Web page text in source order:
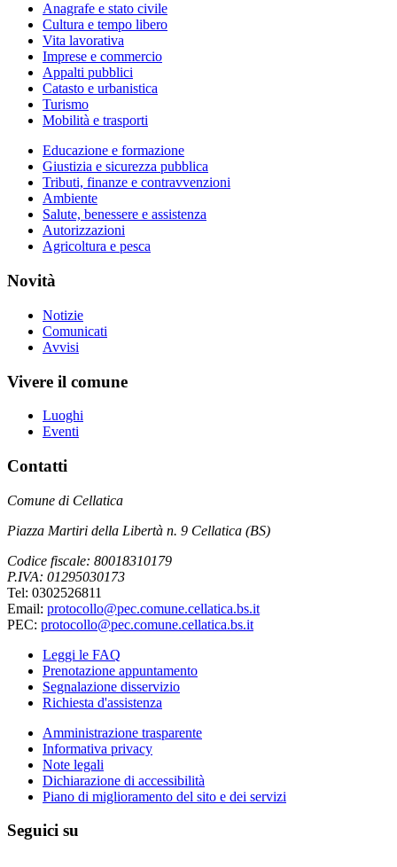
Anagrafe e stato civile
Cultura e tempo libero
Vita lavorativa
Imprese e commercio
Appalti pubblici
Catasto e urbanistica
Turismo
Mobilità e trasporti
Educazione e formazione
Giustizia e sicurezza pubblica
Tributi, finanze e contravvenzioni
Ambiente
Salute, benessere e assistenza
Autorizzazioni
Agricoltura e pesca
Novità
Notizie
Comunicati
Avvisi
Vivere il comune
Luoghi
Eventi
Contatti
Comune di Cellatica
Piazza Martiri della Libertà n. 9 Cellatica (BS)
Codice fiscale: 80018310179
P.IVA: 01295030173
Tel: 0302526811
Email: protocollo@pec.comune.cellatica.bs.it
PEC: protocollo@pec.comune.cellatica.bs.it
Leggi le FAQ
Prenotazione appuntamento
Segnalazione disservizio
Richiesta d'assistenza
Amministrazione trasparente
Informativa privacy
Note legali
Dichiarazione di accessibilità
Piano di miglioramento del sito e dei servizi
Seguici su